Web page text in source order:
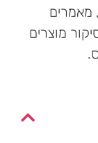
מאמרים
מוצרים